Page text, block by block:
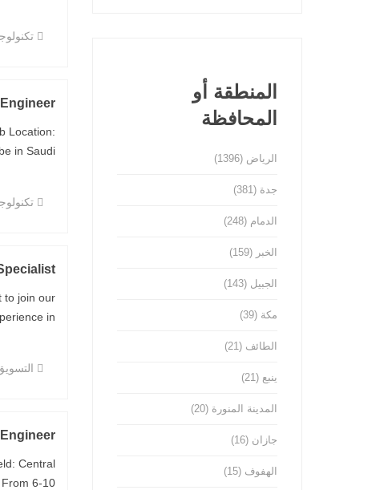
المنطقة أو
المحافظة
الرياض (1396)
جدة (381)
الدمام (248)
الخبر (159)
الجبيل (143)
مكة (39)
الطائف (21)
ينبع (21)
المدينة المنورة (20)
جازان (16)
الهفوف (15)
Location:
in Saudi ...
to join our
in ...
Central
6-10 ...